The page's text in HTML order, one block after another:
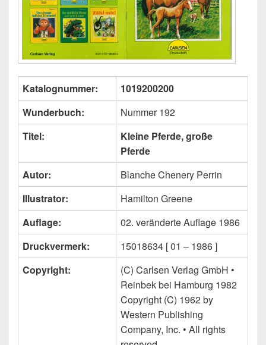
Katalognummer:
1019200200
Wunderbuch:
Nummer 192
Titel:
Kleine Pferde, große
Pferde
Autor:
Blanche Chenery Perrin
Illustrator:
Hamilton Greene
Auflage:
02. veränderte Auflage 1986
Druckvermerk:
15018634 [ 01 – 1986 ]
Copyright:
(C) Carlsen Verlag GmbH •
Reinbek bei Hamburg 1982
Copyright (C) 1962 by
Western Publishing
Company, Inc. • All rights